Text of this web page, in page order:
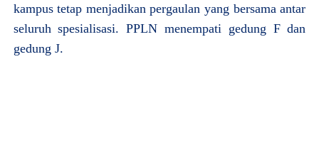
kampus tetap menjadikan pergaulan yang bersama antar
seluruh spesialisasi. PPLN menempati gedung F dan
gedung J.